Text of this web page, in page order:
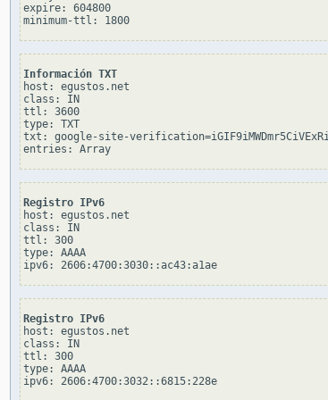
expire: 604800
minimum-ttl: 1800
Información TXT
host: egustos.net
class: IN
ttl: 3600
type: TXT
txt: google-site-
entries: Array
Registro IPv6
host: egustos.net
class: IN
ttl: 300
type: AAAA
ipv6: 2606:4700:3030::ac43:a1ae
Registro IPv6
host: egustos.net
class: IN
ttl: 300
type: AAAA
ipv6: 2606:4700:3032::6815:228e